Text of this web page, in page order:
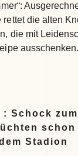
rettet die alten
die mit
: Schock
schon
Stadion